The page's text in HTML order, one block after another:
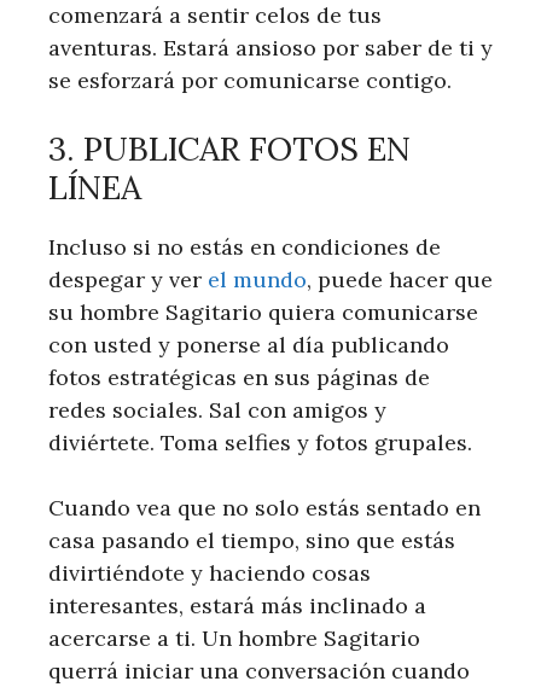
comenzará a sentir celos de tus
aventuras. Estará ansioso por saber de ti y
se esforzará por comunicarse contigo.
3. PUBLICAR FOTOS EN
LÍNEA
Incluso si no estás en condiciones de
despegar y ver el mundo, puede hacer que
su hombre Sagitario quiera comunicarse
con usted y ponerse al día publicando
fotos estratégicas en sus páginas de
redes sociales. Sal con amigos y
diviértete. Toma selfies y fotos grupales.
Cuando vea que no solo estás sentado en
casa pasando el tiempo, sino que estás
divirtiéndote y haciendo cosas
interesantes, estará más inclinado a
acercarse a ti. Un hombre Sagitario
querrá iniciar una conversación cuando